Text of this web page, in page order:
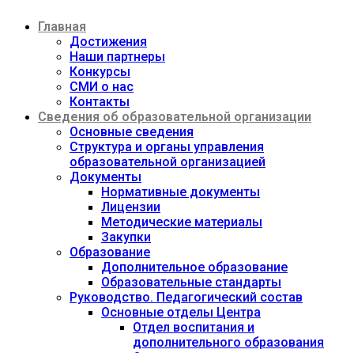
содержимому
Главная
Достижения
Наши партнеры
Конкурсы
СМИ о нас
Контакты
Сведения об образовательной организации
Основные сведения
Структура и органы управления
образовательной организацией
Документы
Нормативные документы
Лицензии
Методические материалы
Закупки
Образование
Дополнительное образование
Образовательные стандарты
Руководство. Педагогический состав
Основные отделы Центра
Отдел воспитания и
дополнительного образования